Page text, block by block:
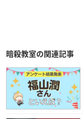
暗殺教室の関連記事